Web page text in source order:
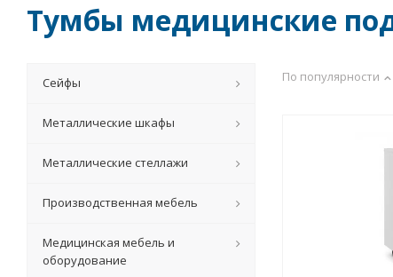
Тумбы медицинские
По популярности
Сейфы
Металлические шкафы
Металлические стеллажи
Производственная мебель
Медицинская мебель и
оборудование